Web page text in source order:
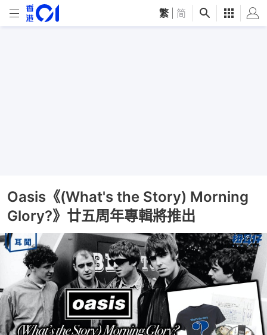
繁 简
Oasis《(What's the Story) Morning
Glory?》廿五周年專輯將推出